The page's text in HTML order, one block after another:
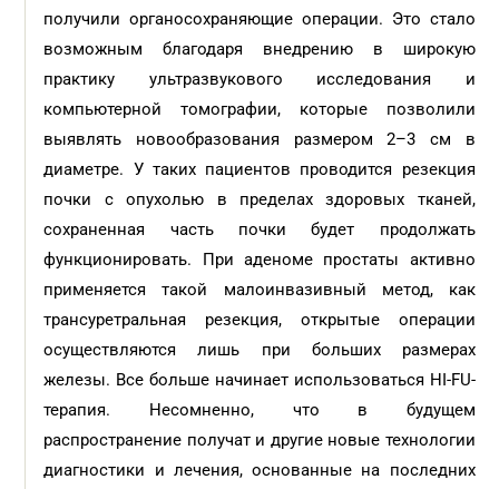
получили органосохраняющие операции. Это стало
возможным благодаря внедрению в широкую
практику ультразвукового исследования и
компьютерной томографии, которые позволили
выявлять новообразования размером 2–3 см в
диаметре. У таких пациентов проводится резекция
почки с опухолью в пределах здоровых тканей,
сохраненная часть почки будет продолжать
функционировать. При аденоме простаты активно
применяется такой малоинвазивный метод, как
трансуретральная резекция, открытые операции
осуществляются лишь при больших размерах
железы. Все больше начинает использоваться HI-FU-
терапия. Несомненно, что в будущем
распространение получат и другие новые технологии
диагностики и лечения, основанные на последних